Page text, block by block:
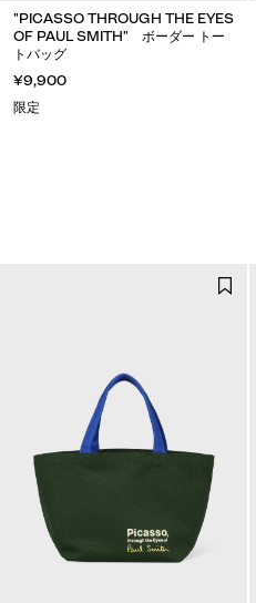
"PICASSO THROUGH THE EYES
OF PAUL SMITH" ボーダー トー
トバッグ
¥9,900
限定